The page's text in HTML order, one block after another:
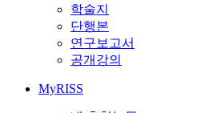
학술지
단행본
연구보고서
공개강의
MyRISS